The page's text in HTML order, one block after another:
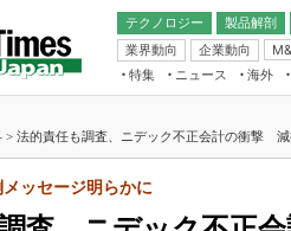
テクノロジー 製品解剖
電池／エネルギー
アナログ
マイコン
FPGA
業界動向
企業動向
特集 ニュース 海外
福田昭のデバイス通信
湯之上隆のナノフォーカス
大山聡の業界スコープ
電子ブックレット
> 法的責任も調査、ニデック不正会計の衝撃 減
ッセージ明らかに